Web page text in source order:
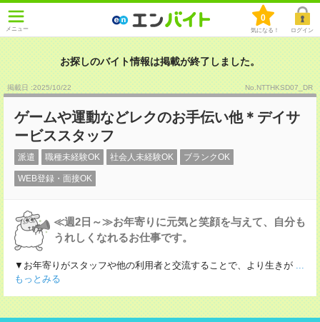
メニュー
0
気になる！ ログイン
お探しのバイト情報は掲載が終了しました。
掲載日 :2025/10/22 No.NTTHKSD07_DR
ゲームや運動などレクのお手伝い他＊デイサ
ービススタッフ
派遣 職種未経験OK 社会人未経験OK ブランクOK
WEB登録・面接OK
≪週2日～≫お年寄りに元気と笑顔を与えて、自分も
うれしくなれるお仕事です。
▼お年寄りがスタッフや他の利用者と交流することで、より生きが ...
もっとみる